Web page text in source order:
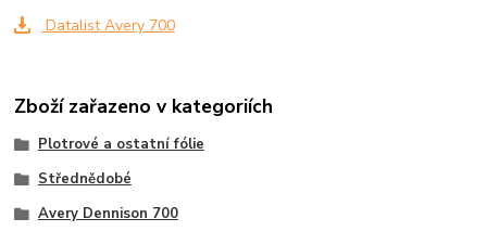
Datalist Avery 700
Zboží zařazeno v kategoriích
Plotrové a ostatní fólie
Střednědobé
Avery Dennison 700